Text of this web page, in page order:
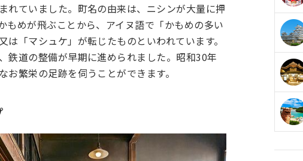
れていました。町名の由来は、ニシンが大量に押
もめが飛ぶことから、アイヌ語で「かもめの多い
「マシュケ」が転じたものといわれています。
鉄道の整備が早期に進められました。昭和30年
繁栄の足跡を伺うことができます。